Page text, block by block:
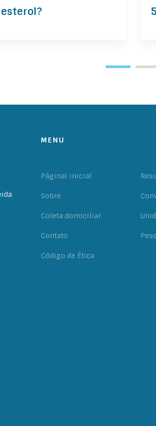
MENU
Páginal inicial
Sobre
Coleta domiciliar
Contato
Código de Ética